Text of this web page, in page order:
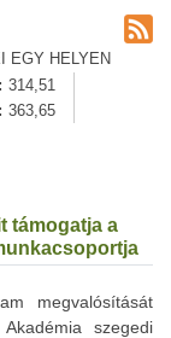
EGY HELYEN
314,51
363,65
támogatja a
megvalósítását
szegedi